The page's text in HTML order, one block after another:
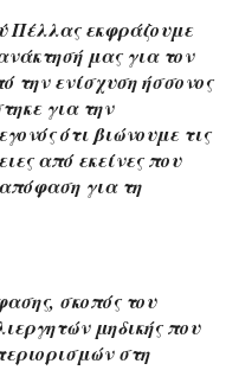
Πέλλας εκφράζουμε
μας για τον
την ενίσχυση ήσσονος
για την
ότι βιώνουμε τις
από εκείνες που
για τη
σκοπός του
μηδικής που
στη